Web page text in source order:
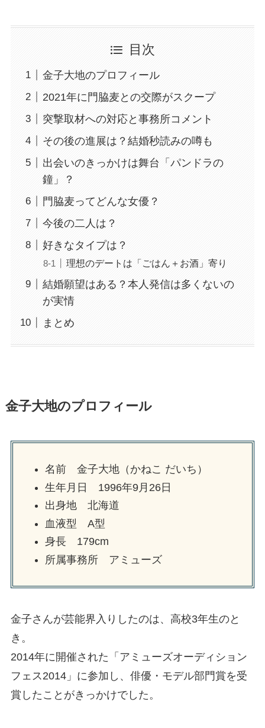
目次
金子大地のプロフィール
2021年に門脇麦との交際がスクープ
突撃取材への対応と事務所コメント
その後の進展は？結婚秒読みの噂も
出会いのきっかけは舞台「パンドラの
鐘」？
門脇麦ってどんな女優？
今後の二人は？
好きなタイプは？
理想のデートは「ごはん＋お酒」寄り
結婚願望はある？本人発信は多くないの
が実情
まとめ
金子大地のプロフィール
名前 金子大地（かねこ だいち）
生年月日 1996年9月26日
出身地 北海道
血液型 A型
身長 179cm
所属事務所 アミューズ
金子さんが芸能界入りしたのは、高校3年生のと
き。
2014年に開催された「アミューズオーディション
フェス2014」に参加し、俳優・モデル部門賞を受
賞したことがきっかけでした。